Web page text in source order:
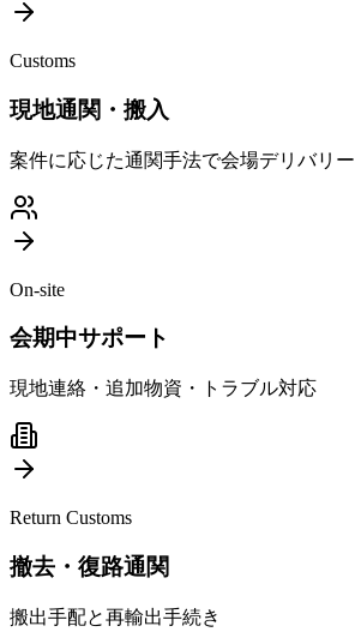
Customs
現地通関・搬入
案件に応じた通関手法で会場デリバリー
On-site
会期中サポート
現地連絡・追加物資・トラブル対応
Return Customs
撤去・復路通関
搬出手配と再輸出手続き